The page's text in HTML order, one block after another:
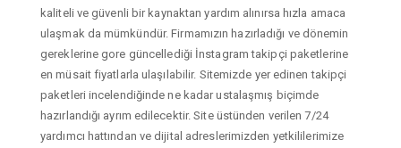
kaliteli ve güvenli bir kaynaktan yardım alınırsa hızla amaca
ulaşmak da mümkündür. Firmamızın hazırladığı ve dönemin
gereklerine gore güncellediği İnstagram takipçi paketlerine
en müsait fiyatlarla ulaşılabilir. Sitemizde yer edinen takipçi
paketleri incelendiğinde ne kadar ustalaşmış biçimde
hazırlandığı ayrım edilecektir. Site üstünden verilen 7/24
yardımcı hattından ve dijital adreslerimizden yetkililerimize